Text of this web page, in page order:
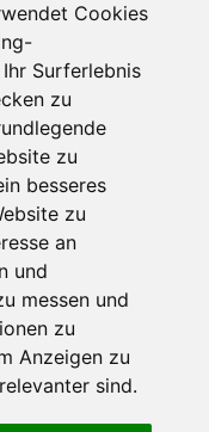
Cookies
Surferlebnis
zu
zu
besseres
zu
an
und
messen und
zu
Anzeigen zu
sind.